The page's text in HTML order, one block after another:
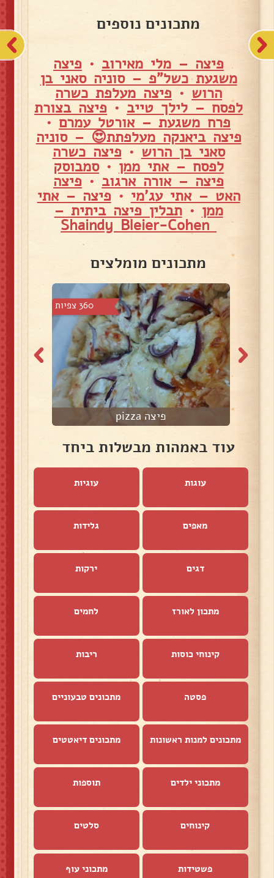
מתכונים נוספים
פיצה – מלי מאירוב • פיצה
משגעת כשל"פ – סוניה סאני בן
הרוש • פיצה מעלפת כשרה
לפסח – לילך טייב • פיצה בצורת
פרח משגעת – אורטל עמרם •
פיצה ביאנקה מעלפתת😍 – סוניה
סאני בן הרוש • פיצה כשרה
לפסח – אתי ממן •סמבוסק
פיצה – אורה ארגוב • פיצה
האט – אתי עג'מי • פיצה – אתי
ממן •תבלין פיצה ביתית –
מתכונים מומלצים
360 צפיות
פיצה pizza
עוד באמהות מבשלות ביחד
עוגות עוגיות
מאפים גלידות
דגים ירקות
מתכון לאורז לחמים
קינוחי כוסות ריבות
פסטה מתכונים טבעוניים
מתכונים למנות ראשונות מתכונים דיאטטים
מתכוני ילדים תוספות
קינוחים סלטים
פשטידות מתכוני עוף